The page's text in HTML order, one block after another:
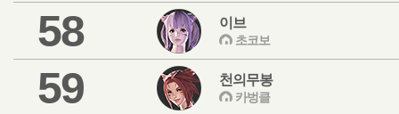
58 이브
초코보
59 천의무봉
카벙클